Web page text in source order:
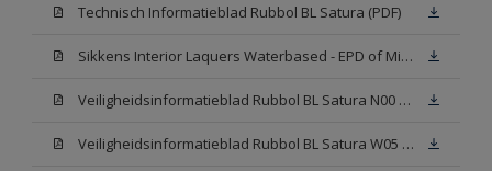
Technisch Informatieblad Rubbol BL Satura (PDF)
Sikkens Interior Laquers Waterbased - EPD of Milieuproductverklaring
Veiligheidsinformatieblad Rubbol BL Satura N00 (MSDS)
Veiligheidsinformatieblad Rubbol BL Satura W05 (MSDS)